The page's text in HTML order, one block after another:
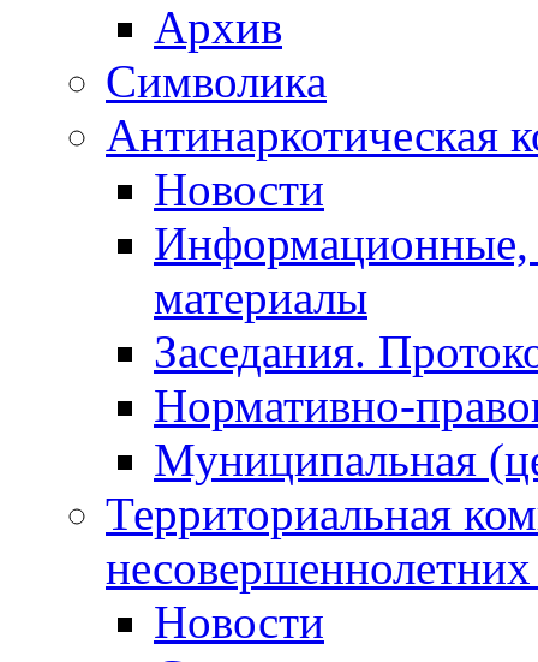
Архив
Символика
Антинаркотическая
Новости
Информационные,
материалы
Заседания.
Нормативно-
Муниципальная
Территориальная
Новости